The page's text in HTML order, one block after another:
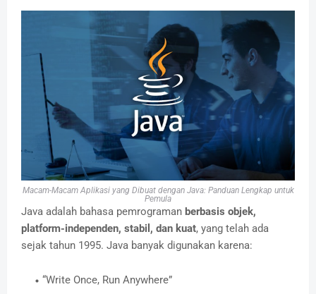
Macam-Macam Aplikasi yang Dibuat dengan Java: Panduan Lengkap untuk
Pemula
Java adalah bahasa pemrograman berbasis objek,
platform-independen, stabil, dan kuat, yang telah ada
sejak tahun 1995. Java banyak digunakan karena:
“Write Once, Run Anywhere”